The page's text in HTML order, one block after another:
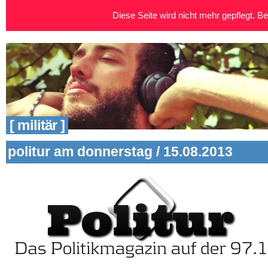
[ militär ]
politur am donnerstag / 15.08.2013
Diese Seite wird nicht mehr gepflegt.